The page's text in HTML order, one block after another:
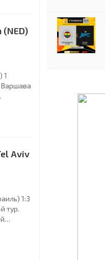
(NED)
1
Варшава
Aviv
1:3
тур.